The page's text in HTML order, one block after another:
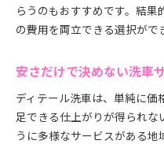
らうのもおすすめです。結
の費用を両立できる選択がで
安さだけで決めない洗車
ディテール洗車は、単純に価
足できる仕上がりが得られな
うに多様なサービスがある